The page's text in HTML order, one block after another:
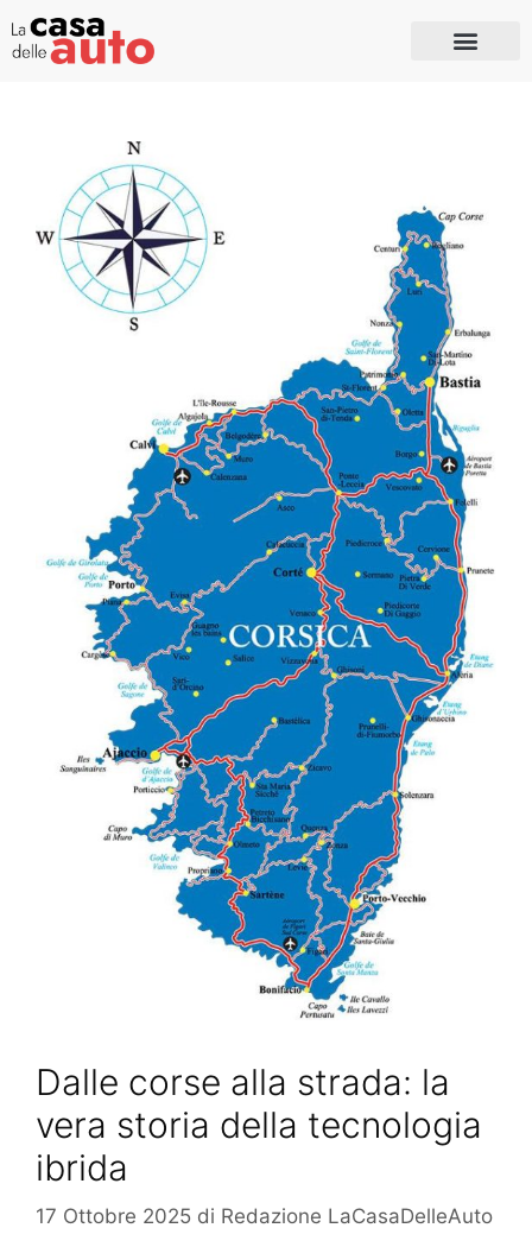
Dalle corse alla strada: la
vera storia della tecnologia
ibrida
17 Ottobre 2025 di Redazione LaCasaDelleAuto